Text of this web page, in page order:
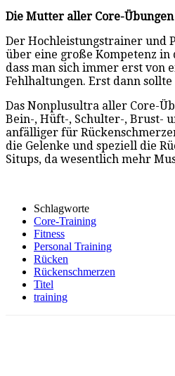
Die Mutter aller Core-Übungen
Der Hochleistungstrainer und
über eine große Kompetenz
dass man sich immer erst von
Fehlhaltungen. Erst dann
Das Nonplusultra aller Core-
Bein-, Hüft-, Schulter-, Brust-
anfälliger für
die Gelenke und speziell die
Situps, da wesentlich mehr
Schlagworte
Core-Training
Fitness
Personal Training
Rücken
Rückenschmerzen
Titel
training